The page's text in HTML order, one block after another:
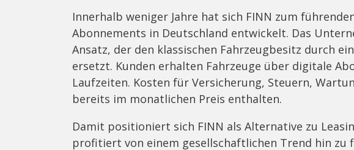
Innerhalb weniger Jahre hat sich FINN zum
Abonnements in Deutschland entwickelt. Das
Ansatz, der den klassischen Fahrzeugbesitz durch
ersetzt. Kunden erhalten Fahrzeuge über digitale
Laufzeiten. Kosten für Versicherung, Steuern,
bereits im monatlichen Preis enthalten.
Damit positioniert sich FINN als Alternative zu
profitiert von einem gesellschaftlichen Trend hin zu